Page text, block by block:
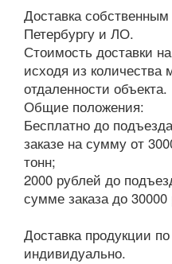
Доставка
Петербургу и ЛО.
Стоимость доставки
исходя из количества
отдаленности объекта.
Общие положения:
Бесплатно до
заказе на сумму от
тонн;
2000 рублей до
сумме заказа до 30000
Доставка продукции
индивидуально.